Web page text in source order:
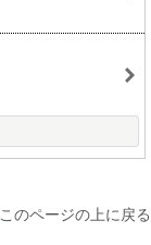
このページの上に戻る